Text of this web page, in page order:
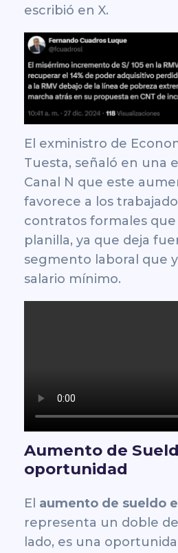
escribió en X.
El exministro de
Tuesta, señaló en una
Canal N que este
favorece a los
contratos formales
planilla, ya que deja
segmento laboral que
salario mínimo.
Aumento de
oportunidad
El aumento de sueldo
representa un doble
lado, es una